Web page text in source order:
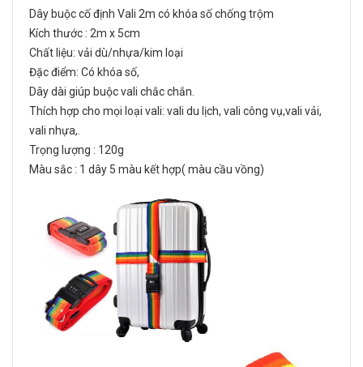
Dây buộc cố định Vali 2m có khóa số chống trộm
Kích thước : 2m x 5cm
Chất liệu: vải dù/nhựa/kim loại
Đặc điểm: Có khóa số,
Dây dài giúp buộc vali chắc chắn.
Thích hợp cho mọi loại vali: vali du lịch, vali công vụ,vali vải,
vali nhựa,.
Trọng lượng : 120g
Màu sắc : 1 dây 5 màu kết hợp( màu cầu vồng)